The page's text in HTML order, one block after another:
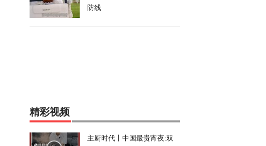
防线
精彩视频
主厨时代丨中国最贵宵夜:双